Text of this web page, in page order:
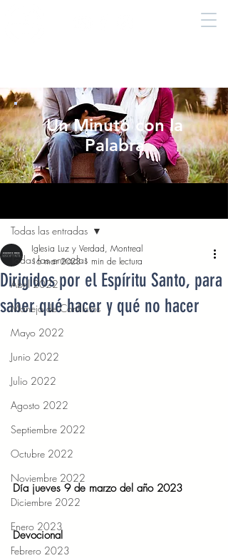
Un Minuto con la
Palabra
Todas las entradas
Abril 2022
Manejo de Conflictos
Mayo 2022
Junio 2022
Julio 2022
Agosto 2022
Septiembre 2022
Octubre 2022
Noviembre 2022
Diciembre 2022
Enero 2023
Febrero 2023
Todas las entradas
Dirigidos por el Espíritu Santo, para
saber qué hacer y qué no hacer
Iglesia Luz y Verdad, Montreal
16 mar 2023 1 min de lectura
Día jueves 9 de marzo del año 2023
Devocional